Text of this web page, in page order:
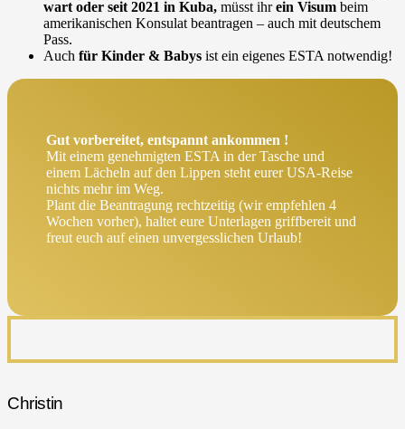
wart oder seit 2021 in Kuba, müsst ihrein Visum beim
amerikanischen Konsulat beantragen – auch mit deutschem
Pass.
Auch für Kinder & Babys ist ein eigenes ESTA notwendig!
Gut vorbereitet, entspannt ankommen !
Mit einem genehmigten ESTA in der Tasche und
einem Lächeln auf den Lippen steht eurer USA-Reise
nichts mehr im Weg.
Plant die Beantragung rechtzeitig (wir empfehlen 4
Wochen vorher), haltet eure Unterlagen griffbereit und
freut euch auf einen unvergesslichen Urlaub!
Christin